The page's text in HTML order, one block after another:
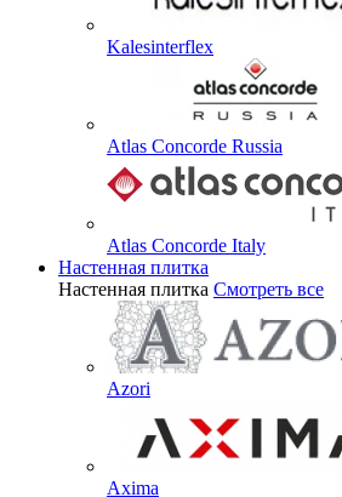
Kalesinterflex
Atlas Concorde Russia
Atlas Concorde Italy
Настенная плитка
Настенная плитка Смотреть все
Azori
Axima